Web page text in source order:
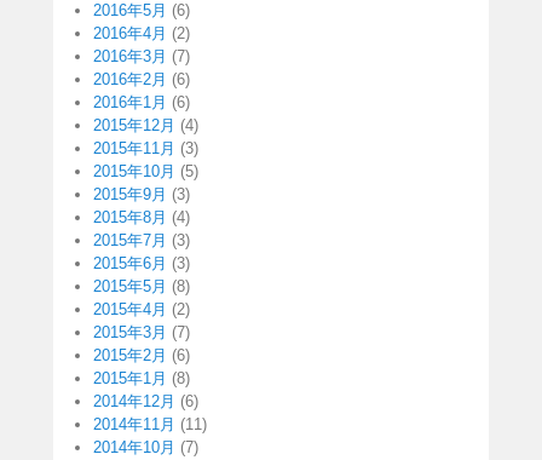
2016年5月 (6)
2016年4月 (2)
2016年3月 (7)
2016年2月 (6)
2016年1月 (6)
2015年12月 (4)
2015年11月 (3)
2015年10月 (5)
2015年9月 (3)
2015年8月 (4)
2015年7月 (3)
2015年6月 (3)
2015年5月 (8)
2015年4月 (2)
2015年3月 (7)
2015年2月 (6)
2015年1月 (8)
2014年12月 (6)
2014年11月 (11)
2014年10月 (7)